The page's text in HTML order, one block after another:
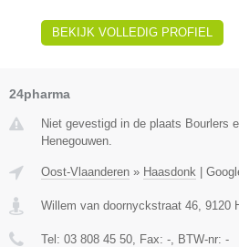
BEKIJK VOLLEDIG PROFIEL
24pharma
Niet gevestigd in de plaats Bourlers
Henegouwen.
Oost-Vlaanderen » Haasdonk
Willem van doornyckstraat 46 9120
Tel: 03 808 45 50 , Fax: - , BTW-nr: -